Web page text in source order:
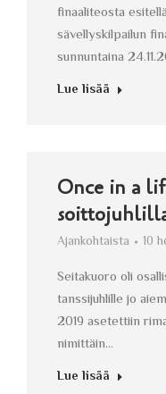
finaaliteosta
sävellyskilpailun
sunnuntaina
Lue lisää
Once in a
Ajankohtaista 10
Seitakuoro oli
tanssijuhlille jo
2019 asetettiin
nimittäin…
Lue lisää